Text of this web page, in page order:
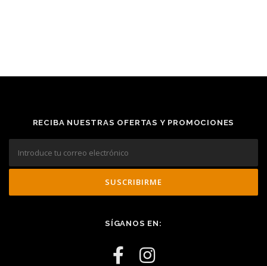
RECIBA NUESTRAS OFERTAS Y PROMOCIONES
SÍGANOS EN: